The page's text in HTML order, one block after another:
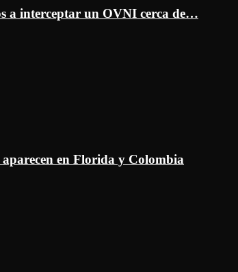
a interceptar un OVNI cerca de…
en Florida y Colombia